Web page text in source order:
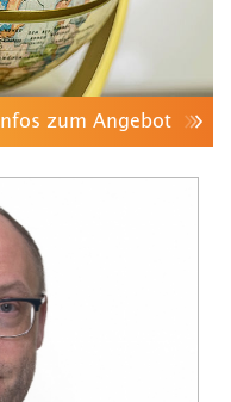
Infos zum Angebot